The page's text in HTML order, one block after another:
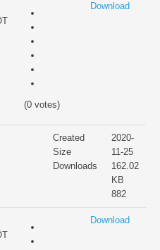
(0 votes)
Download
Created
Size
Downloads
2020-
11-25
162.02
KB
882
Download